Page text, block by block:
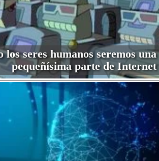
seres humanos seremos una
pequeñísima parte de Internet